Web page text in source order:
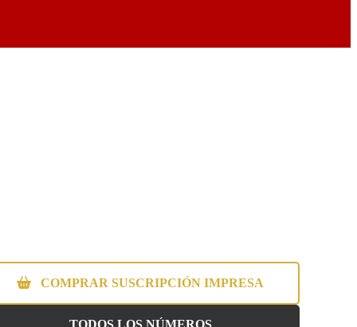
COMPRAR SUSCRIPCIÓN IMPRESA